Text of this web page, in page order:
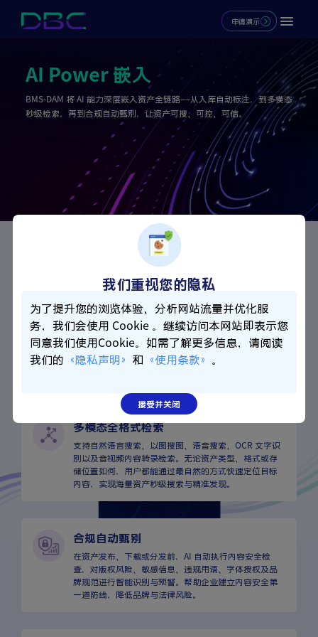
申请演示
AI Power 嵌入
BMS-DAM 将 AI 能力深度嵌入资产全链路——从入库自动标注，到多模态
秒级检索，再到合规自动甄别，让资产可搜、可控、可信。
核心优势
入库即标注
资产上传后，AI 自动识别图片、视频、文档等内容特
征，智能生成标签、分类信息及 Alt Text 描述，无需人
工逐项维护。通过统一的元数据体系和智能标注机制，
帮助企业快速建立标准化资产库，显著提升后续检索效
多模态全格式检索
支持自然语言搜索、以图搜图、语音搜索、OCR 文字识
别以及音视频内容转录检索。无论资产类型、格式或存
储位置如何，用户都能通过最自然的方式快速定位目标
内容，实现海量资产秒级搜索与精准发现。
合规自动甄别
在资产发布、下载或分发前，AI 自动执行内容安全检
查，对版权风险、敏感信息、违规用语、字体授权及品
牌规范进行智能识别与预警。帮助企业建立内容安全第
一道防线，降低品牌与法律风险。
我们重视您的隐私
为了提升您的浏览体验、分析网站流量并优化服
务，我们会使用 Cookie 。继续访问本网站即表示您
同意我们使用Cookie。如需了解更多信息，请阅读
我们的 《隐私声明》 和 《使用条款》 。
接受并关闭